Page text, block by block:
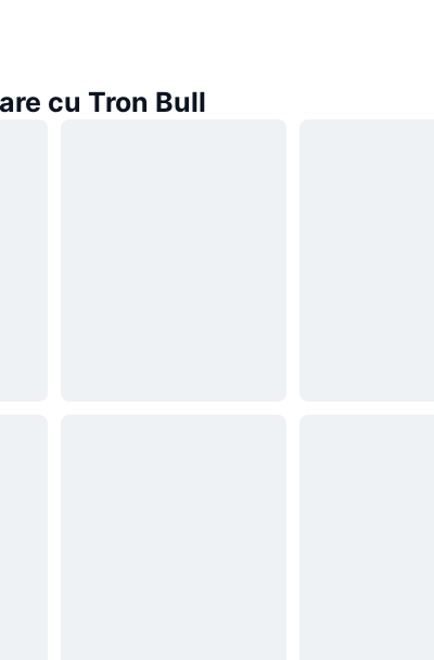
cu Tron Bull